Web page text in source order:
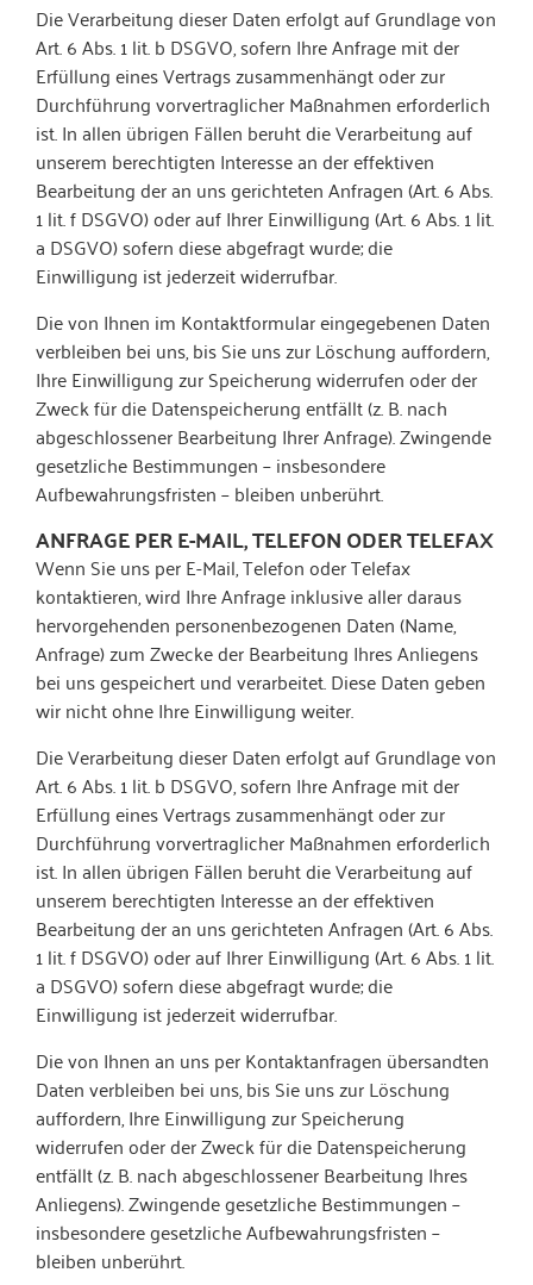
Die Verarbeitung dieser Daten erfolgt auf Grundlage von
Art. 6 Abs. 1 lit. b DSGVO, sofern Ihre Anfrage mit der
Erfüllung eines Vertrags zusammenhängt oder zur
Durchführung vorvertraglicher Maßnahmen erforderlich
ist. In allen übrigen Fällen beruht die Verarbeitung auf
unserem berechtigten Interesse an der effektiven
Bearbeitung der an uns gerichteten Anfragen (Art. 6 Abs.
1 lit. f DSGVO) oder auf Ihrer Einwilligung (Art. 6 Abs. 1 lit.
a DSGVO) sofern diese abgefragt wurde; die
Einwilligung ist jederzeit widerrufbar.
Die von Ihnen im Kontaktformular eingegebenen Daten
verbleiben bei uns, bis Sie uns zur Löschung auffordern,
Ihre Einwilligung zur Speicherung widerrufen oder der
Zweck für die Datenspeicherung entfällt (z. B. nach
abgeschlossener Bearbeitung Ihrer Anfrage). Zwingende
gesetzliche Bestimmungen – insbesondere
Aufbewahrungsfristen – bleiben unberührt.
ANFRAGE PER E-MAIL, TELEFON ODER TELEFAX
Wenn Sie uns per E-Mail, Telefon oder Telefax
kontaktieren, wird Ihre Anfrage inklusive aller daraus
hervorgehenden personenbezogenen Daten (Name,
Anfrage) zum Zwecke der Bearbeitung Ihres Anliegens
bei uns gespeichert und verarbeitet. Diese Daten geben
wir nicht ohne Ihre Einwilligung weiter.
Die Verarbeitung dieser Daten erfolgt auf Grundlage von
Art. 6 Abs. 1 lit. b DSGVO, sofern Ihre Anfrage mit der
Erfüllung eines Vertrags zusammenhängt oder zur
Durchführung vorvertraglicher Maßnahmen erforderlich
ist. In allen übrigen Fällen beruht die Verarbeitung auf
unserem berechtigten Interesse an der effektiven
Bearbeitung der an uns gerichteten Anfragen (Art. 6 Abs.
1 lit. f DSGVO) oder auf Ihrer Einwilligung (Art. 6 Abs. 1 lit.
a DSGVO) sofern diese abgefragt wurde; die
Einwilligung ist jederzeit widerrufbar.
Die von Ihnen an uns per Kontaktanfragen übersandten
Daten verbleiben bei uns, bis Sie uns zur Löschung
auffordern, Ihre Einwilligung zur Speicherung
widerrufen oder der Zweck für die Datenspeicherung
entfällt (z. B. nach abgeschlossener Bearbeitung Ihres
Anliegens). Zwingende gesetzliche Bestimmungen –
insbesondere gesetzliche Aufbewahrungsfristen –
bleiben unberührt.